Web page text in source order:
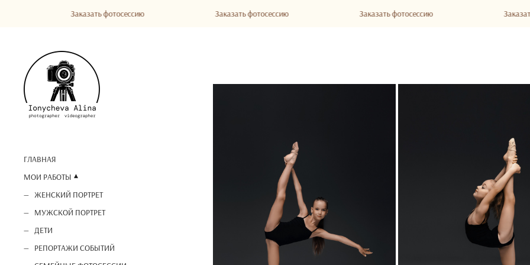
ГЛАВНАЯ
МОИ РАБОТЫ
ЖЕНСКИЙ ПОРТРЕТ
МУЖСКОЙ ПОРТРЕТ
ДЕТИ
РЕПОРТАЖИ СОБЫТИЙ
Заказать фотосессию Заказать фотосессию Заказать фотосессию Заказать